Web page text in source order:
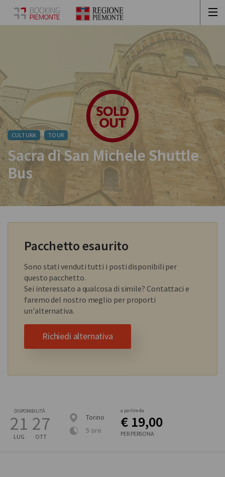
CULTURA TOUR
Sacra di San Michele Shuttle
Bus
Pacchetto esaurito
Sono stati venduti tutti i posti disponibili per
questo pacchetto.
Sei interessato a qualcosa di simile? Contattaci e
faremo del nostro meglio per proporti
un'alternativa.
Richiedi alternativa
DISPONIBILITÀ
21
LUG
27
OTT
Torino
5 ore
a partire da
€ 19,00
PER PERSONA